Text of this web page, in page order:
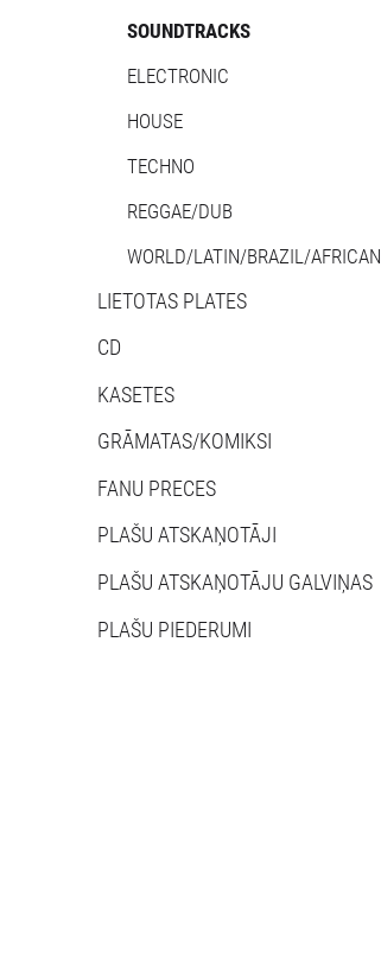
SOUNDTRACKS
ELECTRONIC
HOUSE
TECHNO
REGGAE/DUB
WORLD/LATIN/BRAZIL/AFRICAN
LIETOTAS PLATES
CD
KASETES
GRĀMATAS/KOMIKSI
FANU PRECES
PLAŠU ATSKAŅOTĀJI
PLAŠU ATSKAŅOTĀJU GALVIŅAS
PLAŠU PIEDERUMI